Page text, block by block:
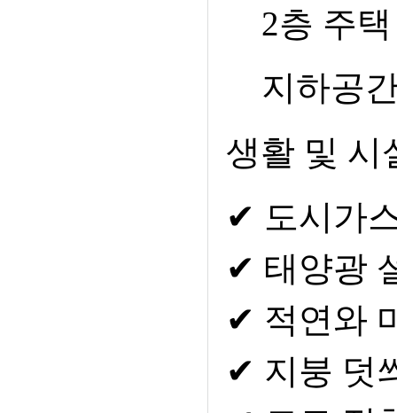
2층 주
지하공
생활 및 시
✔ 도시가
✔ 태양광
✔ 적연와
✔ 지붕 덧